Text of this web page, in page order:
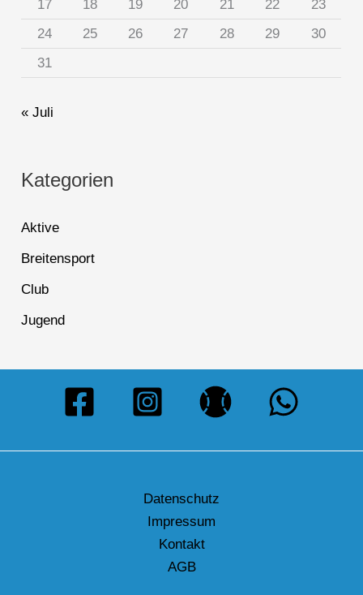
17
18 19 20 21 22
23
24
25 26 27 28 29
30
31
« Juli
Kategorien
Aktive
Breitensport
Club
Jugend
Datenschutz
Impressum
Kontakt
AGB